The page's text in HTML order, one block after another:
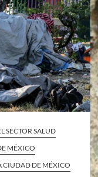
SECTOR SALUD
MÉXICO
CIUDAD DE MÉXICO